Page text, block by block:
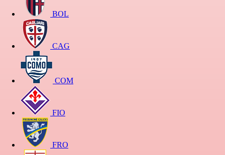
BOL
CAG
COM
FIO
FRO